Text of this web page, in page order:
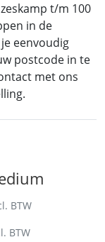
t/m 100
in de
eenvoudig
postcode in te
met ons
BTW
BTW